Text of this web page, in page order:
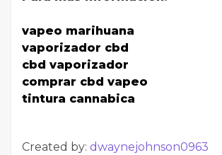
vapeo marihuana
vaporizador cbd
cbd vaporizador
comprar cbd vapeo
tintura cannabica
Created by: dwaynejohnson0963